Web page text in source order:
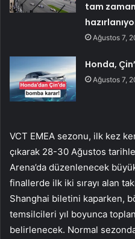
tam
Ağustos 7,
Honda,
Ağustos 7,
VCT EMEA sezonu, ilk kez
çıkarak 28-30 Ağustos
Arena’da düzenlenecek
finallerde ilk iki sırayı alan
Shanghai biletini kaparken,
temsilcileri yıl boyunca
belirlenecek. Normal